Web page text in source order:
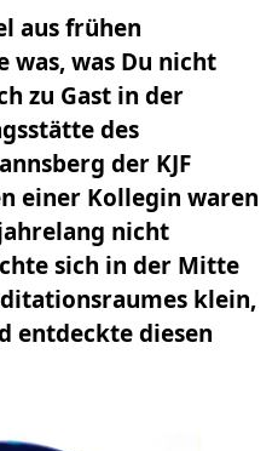
aus frühen
was, was Du nicht
zu Gast in der
des
der KJF
einer Kollegin waren
nicht
sich in der Mitte
klein,
entdeckte diesen